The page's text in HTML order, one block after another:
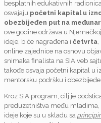
besplatnih edukativnih
osvajaju početni kapital u
obezbijeđen put na
ove godine održava u
ideje, biće nagrađena i četvrta,
online zajednice na osnovu
snimaka finalista na SIA veb
takođe osvaja početni kapital u
mentorsku podršku i
Kroz SIA program, cilj je
preduzetništva među mladima,
ideje koje su u skladu sa